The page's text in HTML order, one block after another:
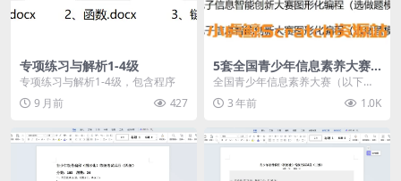
专项练习与解析1-4级
专项练习与解析1-4级，包含程序
9 月前
427
5套全国青少年信息素养大赛
图形化编程（选做题）
全国青少年信息素养大赛（以下简
称“大赛”,原全国青少年电子信息智
能创新大赛）是“...
3 年前 1.0K